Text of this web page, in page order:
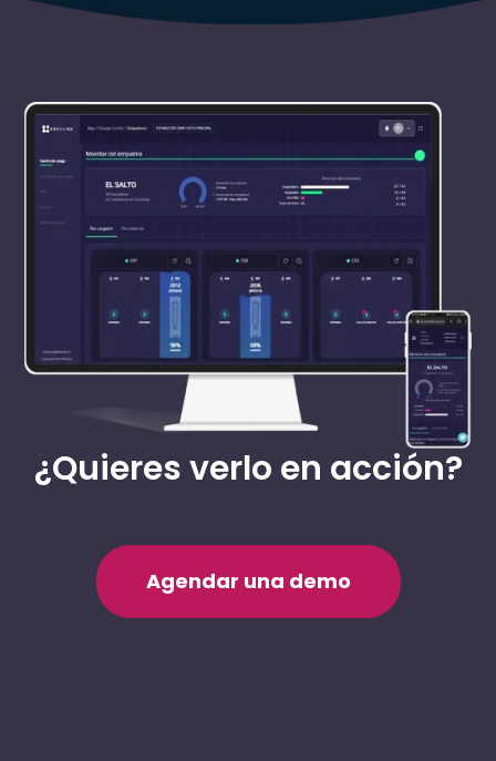
¿Quieres verlo en acción?
Agendar una demo